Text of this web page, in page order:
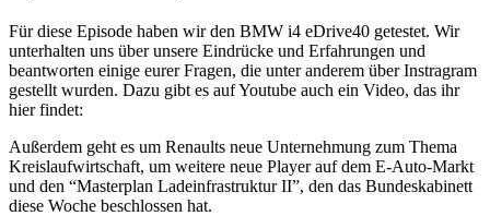
Für diese Episode haben wir den BMW i4 eDrive40 getestet. Wir
unterhalten uns über unsere Eindrücke und Erfahrungen und
beantworten einige eurer Fragen, die unter anderem über Instragram
gestellt wurden. Dazu gibt es auf Youtube auch ein Video, das ihr
hier findet:
Außerdem geht es um Renaults neue Unternehmung zum Thema
Kreislaufwirtschaft, um weitere neue Player auf dem E-Auto-Markt
und den “Masterplan Ladeinfrastruktur II”, den das Bundeskabinett
diese Woche beschlossen hat.